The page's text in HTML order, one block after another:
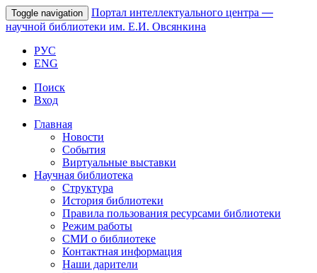
Toggle navigation Портал интеллектуального центра —
научной библиотеки им. Е.И. Овсянкина
РУС
ENG
Поиск
Вход
Главная
Новости
События
Виртуальные выставки
Научная библиотека
Структура
История библиотеки
Правила пользования ресурсами библиотеки
Режим работы
СМИ о библиотеке
Контактная информация
Наши дарители